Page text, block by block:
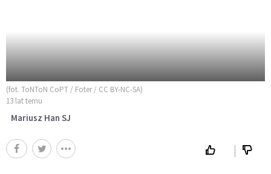
(fot. ToNToN CoPT / Foter / CC BY-NC-SA)
13 lat temu
Mariusz Han SJ